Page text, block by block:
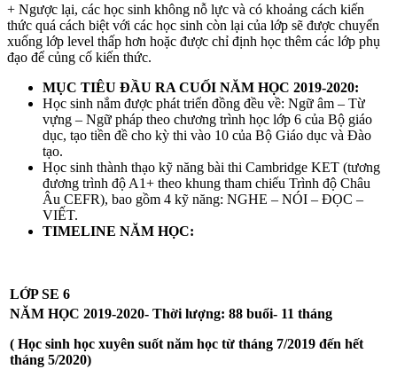
+ Ngược lại, các học sinh không nỗ lực và có khoảng cách kiến
thức quá cách biệt với các học sinh còn lại của lớp sẽ được chuyển
xuống lớp level thấp hơn hoặc được chỉ định học thêm các lớp phụ
đạo để củng cố kiến thức.
MỤC TIÊU ĐẦU RA CUỐI NĂM HỌC 2019-2020:
Học sinh nắm được phát triển đồng đều về: Ngữ âm – Từ
vựng – Ngữ pháp theo chương trình học lớp 6 của Bộ giáo
dục, tạo tiền đề cho kỳ thi vào 10 của Bộ Giáo dục và Đào
tạo.
Học sinh thành thạo kỹ năng bài thi Cambridge KET (tương
đương trình độ A1+ theo khung tham chiếu Trình độ Châu
Âu CEFR), bao gồm 4 kỹ năng: NGHE – NÓI – ĐỌC –
VIẾT.
TIMELINE NĂM HỌC:
LỚP SE 6
NĂM HỌC 2019-2020- Thời lượng: 88 buổi- 11 tháng
( Học sinh học xuyên suốt năm học từ tháng 7/2019 đến hết
tháng 5/2020)